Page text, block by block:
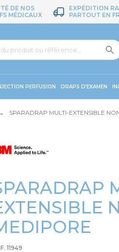
DE NOS
MÉDICAUX
EXPÉDITION
PARTOUT EN
PERFUSION DRAPS D’EXAMEN
SPARADRAP MULTI-EXTENSIBLE
11949